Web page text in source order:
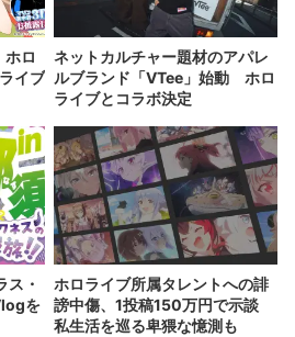
ホロ
イブ
ネットカルチャー題材のアパレ
ルブランド「VTee」始動 ホロ
ライブとコラボ決定
ス・
を
ホロライブ所属タレントへの誹
謗中傷、1投稿150万円で示談
私生活を巡る卑猥な憶測も